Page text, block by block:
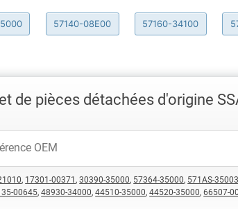
57140-08E00 57160-34100
de pièces détachées d'origine
, 17301-00371,30390-35000, 57364-35000, 571AS-
00645,48930-34000,44510-35000,44520-35000,66507-